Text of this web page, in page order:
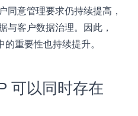
同意管理要求仍持续提高，
与客户数据治理。因此，
重要性也持续提升。
可以同时存在